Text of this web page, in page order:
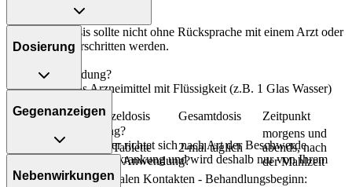
Die Gesamtdosis sollte nicht ohne Rücksprache mit einem Arzt oder
Apotheker überschritten werden.
Art der Anwendung?
Nehmen Sie das Arzneimittel mit Flüssigkeit (z.B. 1 Glas Wasser)
Dauer der Anwendung?
Die Anwendungsdauer richtet sich nach Art der Beschwerde
und/oder Dauer der Erkrankung und wird deshalb nur von Ihrem
Arzt bestimmt.
Dosierung
Personenkreis
Einzeldosis Gesamtdosis Zeitpunkt
Erwachsene 1/2 Tablette 2-mal täglich
morgens und
abends, nach
der Mahlzeit
Angststörung, bei sozialen Kontakten - Behandlungsbeginn:
Gegenanzeigen
Was spricht gegen eine Anwendung?
Nebenwirkungen